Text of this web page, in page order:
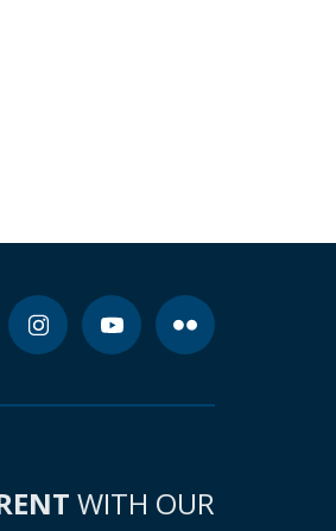
WITH OUR